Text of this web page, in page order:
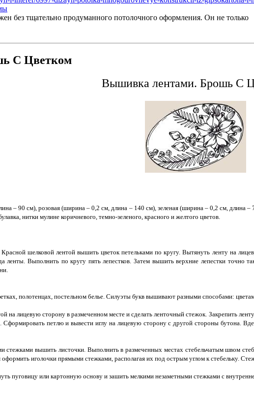
без тщательно продуманного потолочного оформления. Он не только
С Цветком
Вышивка лентами. Брошь С
– 90 см), розовая (ширина – 0,2 см, длина – 140 см), зеленая (ширина – 0,2 см,
нитки мулине коричневого, темно-зеленого, красного и желтого цветов.
шелковой лентой вышить цветок петельками по кругу. Вытянуть ленту на
ленты. Выполнить по кругу пять лепестков. Затем вышить верхние лепестки точно
полотенцах, постельном белье. Силуэты букв вышивают разными способами:
на лицевую сторону в размеченном месте и сделать ленточный стежок. Закрепить
петлю и вывести иглу на лицевую сторону с другой стороны бутона.
стежками вышить листочки. Выполнить в размеченных местах стебельчатым швом
иголочки прямыми стежками, располагая их под острым углом к стебельку.
пуговицу или картонную основу и зашить мелкими незаметными стежками с